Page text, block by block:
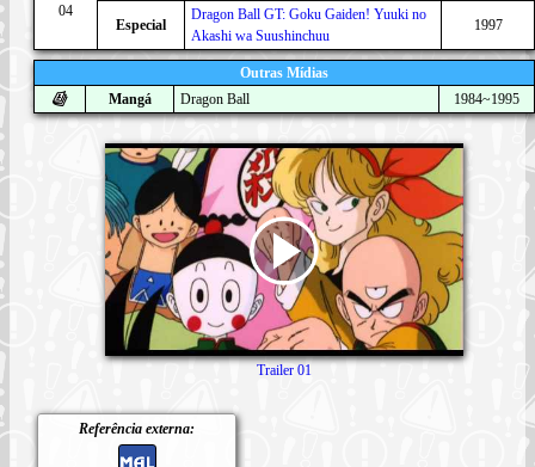
04
Especial
Dragon Ball GT: Goku Gaiden! Yuuki no
Akashi wa Suushinchuu
1997
Outras Mídias
Mangá
Dragon Ball 1984~1995
Referência externa:
Trailer 01